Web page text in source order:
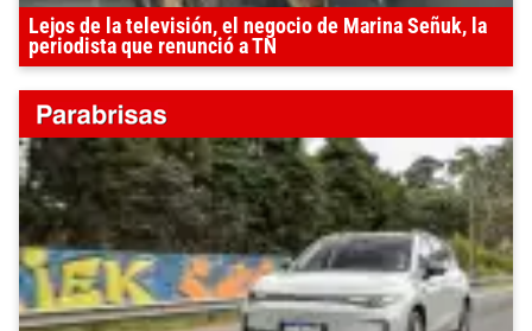
Lejos de la televisión, el negocio de Marina Señuk, la
periodista que renunció a TN